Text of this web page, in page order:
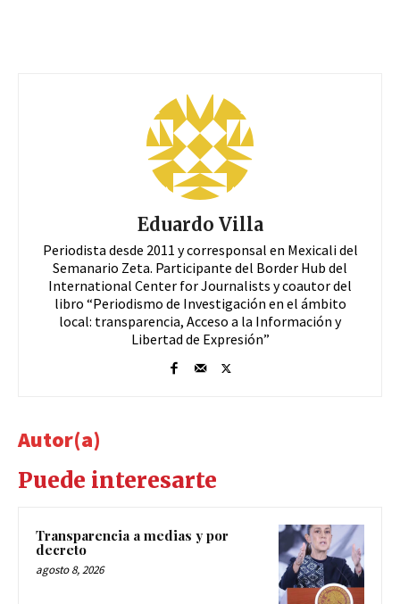
Eduardo Villa
Periodista desde 2011 y corresponsal en Mexicali del
Semanario Zeta. Participante del Border Hub del
International Center for Journalists y coautor del
libro “Periodismo de Investigación en el ámbito
local: transparencia, Acceso a la Información y
Libertad de Expresión”
Autor(a)
Puede interesarte
Transparencia a medias y por
decreto
agosto 8, 2026